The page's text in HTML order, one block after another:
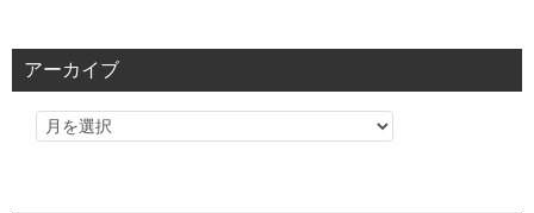
アーカイブ